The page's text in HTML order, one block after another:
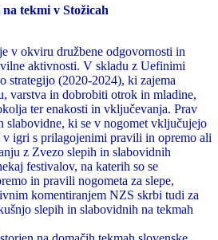
tekmi v Stožicah
v okviru družbene odgovornosti in
aktivnosti. V skladu z Uefinimi
strategijo (2020-2024), ki zajema
varstva in dobrobiti otrok in mladine,
ter enakosti in vključevanja. Prav
slabovidne, ki se v nogomet vključujejo
v igri s prilagojenimi pravili in opremo ali
z Zvezo slepih in slabovidnih
festivalov, na katerih so se
in pravili nogometa za slepe,
komentiranjem NZS skrbi tudi za
slepih in slabovidnih na tekmah